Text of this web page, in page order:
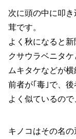
次に頭の中に叩
茸です。
よく秋になると
クサウラベニタ
ムキタケなどが横
前者が｢毒｣で、後
よく似ているの
キノコはその名